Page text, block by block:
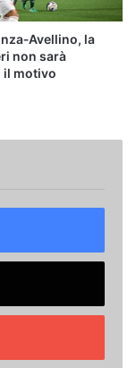
la
non sarà
il motivo